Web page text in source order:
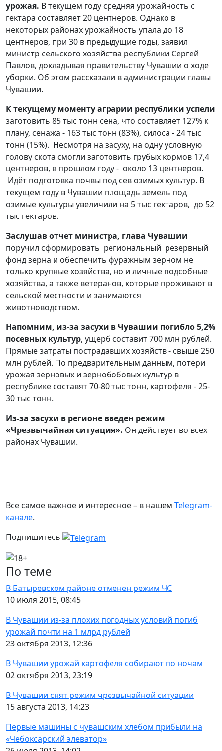
урожая. В текущем году средняя урожайность с
гектара составляет 20 центнеров. Однако в
некоторых районах урожайность упала до 18
центнеров, при 30 в предыдущие годы, заявил
министр сельского хозяйства республики Сергей
Павлов, докладывая правительству Чувашии о ходе
уборки. Об этом рассказали в администрации главы
Чувашии.
К текущему моменту аграрии республики успели
заготовить 85 тыс тонн сена, что составляет 127% к
плану, сенажа - 163 тыс тонн (83%), силоса - 24 тыс
тонн (15%). Несмотря на засуху, на одну условную
голову скота смогли заготовить грубых кормов 17,4
центнеров, в прошлом году - около 13 центнеров.
Идёт подготовка почвы под сев озимых культур. В
текущем году в Чувашии площадь земель под
озимые культуры увеличили на 5 тыс гектаров, до 52
тыс гектаров.
Заслушав отчет министра, глава Чувашии
поручил сформировать региональный резервный
фонд зерна и обеспечить фуражным зерном не
только крупные хозяйства, но и личные подсобные
хозяйства, а также ветеранов, которые проживают в
сельской местности и занимаются
животноводством.
Напомним, из-за засухи в Чувашии погибло 5,2%
посевных культур, ущерб составит 700 млн рублей.
Прямые затраты пострадавших хозяйств - свыше 250
млн рублей. По предварительным данным, потери
урожая зерновых и зернобобовых культур в
республике составят 70-80 тыс тонн, картофеля - 25-
30 тыс тонн.
Из-за засухи в регионе введен режим
«Чрезвычайная ситуация». Он действует во всех
районах Чувашии.
Все самое важное и интересное – в нашем Telegram-
канале.
Подпишитесь
По теме
В Батыревском районе отменен режим ЧС
10 июля 2015, 08:45
В Чувашии из-за плохих погодных условий погиб
урожай почти на 1 млрд рублей
23 октября 2013, 12:36
В Чувашии урожай картофеля собирают по ночам
02 октября 2013, 23:19
В Чувашии снят режим чрезвычайной ситуации
15 августа 2013, 14:23
Первые машины с чувашским хлебом прибыли на
«Чебоксарский элеватор»